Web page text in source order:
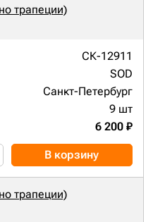
трапеции)
СК-12911
SOD
Санкт-Петербург
9 шт
6 200 ₽
В корзину
трапеции)